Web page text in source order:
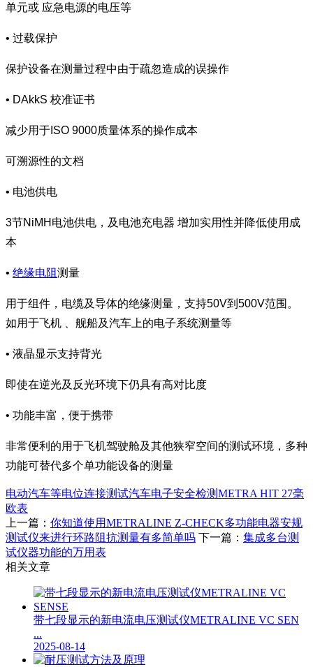
单元或 应急电源的电压等
• 过载保护
保护设备在测量过程中由于疏忽造成的误操作
• DAkkS 校准证书
减少用于ISO 9000质量体系的操作成本
可溯源性的文档
• 电池供电
3节NiMH电池供电，及电池充电器 增加实用性并降低使用成
本
• 绝缘电阻测量
用于组件，电缆及导体的绝缘测量，支持50V到500V范围。
如用于飞机 、舰船及汽车上的电子系统测量等
• 液晶显示支持背光
即使在逆光及反光环境下仍具有高对比度
• 功能丰富，便于携带
非常便利的用于飞机驾驶舱及其他狭窄空间的测试环境，多种
功能可替代多个单功能设备的测量
电动汽车等电位连接测试汽车电子安全检测METRA HIT 27毫
欧表
上一篇： 你知道使用METRALINE Z-CHECK多功能电器安规
测试仪来进行环路阻抗测量有多简单吗 下一篇： 集成多台测
试仪器功能的万用表
相关文章
带七段显示的新电流电压测试仪METRALINE VC SEN
...
2025-08-14